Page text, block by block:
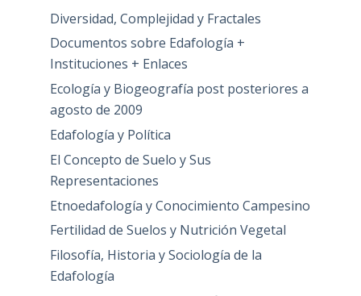
Diversidad, Complejidad y Fractales
Documentos sobre Edafología +
Instituciones + Enlaces
Ecología y Biogeografía post posteriores a
agosto de 2009
Edafología y Política
El Concepto de Suelo y Sus
Representaciones
Etnoedafología y Conocimiento Campesino
Fertilidad de Suelos y Nutrición Vegetal
Filosofía, Historia y Sociología de la
Edafología